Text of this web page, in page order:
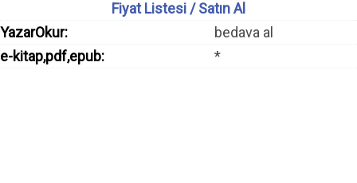
Fiyat Listesi / Satın Al
YazarOkur:
bedava al
e-kitap,pdf,epub:
*